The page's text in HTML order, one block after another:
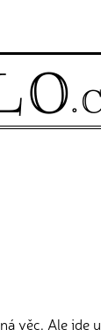
věc. Ale jde u